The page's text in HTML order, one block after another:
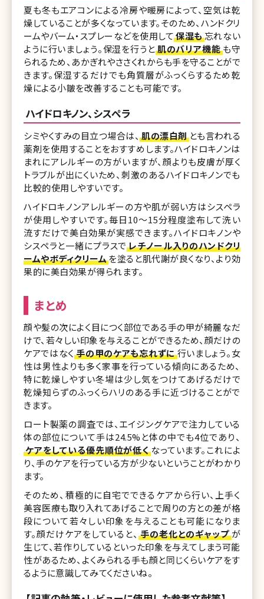
夏も冬もエアコンによる冷房や暖房によって、空気は乾
燥していることが多くなっています。そのため、ハンドクリ
ームやバーム・スプレーなどを使用して保湿も忘れない
ように行いましょう。保湿を行うと肌のバリア機能も守
られるため、あかぎれやささくれからも手を守ることがで
きます。保湿するだけでも角質層がふっくらするため乾
燥による小皺を改善することも可能です。
ハイドロキノン、シスペラ
シミやくすみの目立つ場合は、肌の漂白剤とも言われる
薬剤を使用することをおすすめします。ハイドロキノンは
まれにアレルギーの方がいますが、顔よりも皮膚が厚く
トラブルが出にくいため、刺激のあるハイドロキノンでも
比較的使用しやすいです。
ハイドロキノンアレルギーの方や肌が弱い方はシスペラ
が使用しやすいです。毎日10〜15分程度塗布して洗い
流すだけで美白効果が実感できます。ハイドロキノンや
シスペラと一緒にプラスでレチノール入りのハンドクリ
ームやボディクリームを塗ると肌代謝が良くなり、より効
果的に美白効果が得られます。
まとめ
顔や髪の次によく目につく部位である手の甲が綺麗なだ
けで、若々しい印象を与えることができるため、顔だけの
ケアではなく手の甲のケアも忘れずに行いましょう。女
性は男性よりも多く家事を行っている傾向にあるため、
特に乾燥しやすい冬場は少し気をつけてあげるだけで
乾燥知らずのふっくらハリのある手に近づけることがで
きます。
ロート製薬の調査では、エイジングケアで注力している
体の部位について手は24.5%と体の中でも4位であり、
ケアをしている優先順位が低くなっています。これによ
り、手のケアを行っている方が少ないということがわかり
ます。
そのため、積極的に自宅でできるケアから行い、上手く
美容医療も取り入れてあげることで周りの方との差が格
段について若々しい印象を与えることも可能になりま
す。顔だけケアをしていると、手の老化とのギャップが
生じて、若作りしているといった印象を与えてしまう可能
性があるため、よくみられる手も顔と同じくらいケアをす
るように意識してみてくださいね。